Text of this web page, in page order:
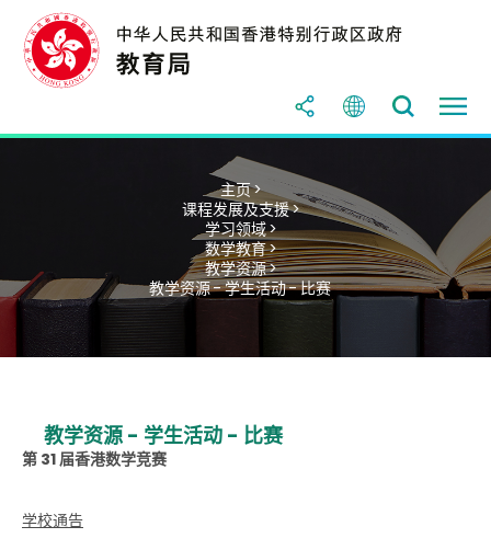
主页 >
课程发展及支援 >
学习领域 >
数学教育 >
教学资源 >
教学资源 - 学生活动 - 比赛
教学资源 - 学生活动 - 比赛
第 31 届香港数学竞赛
学校通告